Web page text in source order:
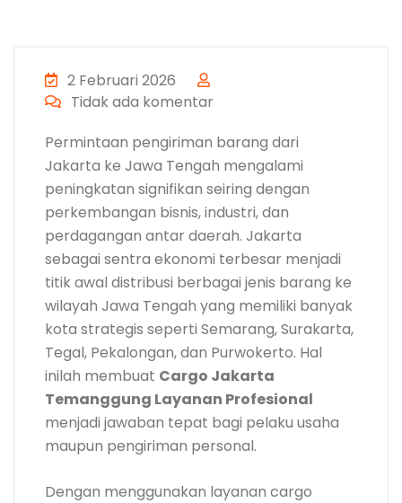
2 Februari 2026
Tidak ada komentar
Permintaan pengiriman barang dari
Jakarta ke Jawa Tengah mengalami
peningkatan signifikan seiring dengan
perkembangan bisnis, industri, dan
perdagangan antar daerah. Jakarta
sebagai sentra ekonomi terbesar menjadi
titik awal distribusi berbagai jenis barang ke
wilayah Jawa Tengah yang memiliki banyak
kota strategis seperti Semarang, Surakarta,
Tegal, Pekalongan, dan Purwokerto. Hal
inilah membuat Cargo Jakarta
Temanggung Layanan Profesional
menjadi jawaban tepat bagi pelaku usaha
maupun pengiriman personal.
Dengan menggunakan layanan cargo